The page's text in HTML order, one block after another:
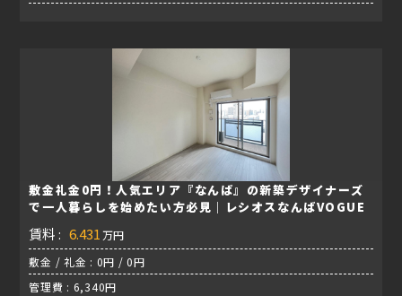
敷金礼金0円！人気エリア『なんば』の新築デザイナーズ
で一人暮らしを始めたい方必見｜レシオスなんばVOGUE
賃料 : 6.431 万円
敷金 / 礼金 : 0円 / 0円
管理費 : 6,340円